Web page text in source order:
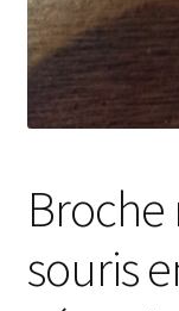
Broche
souris